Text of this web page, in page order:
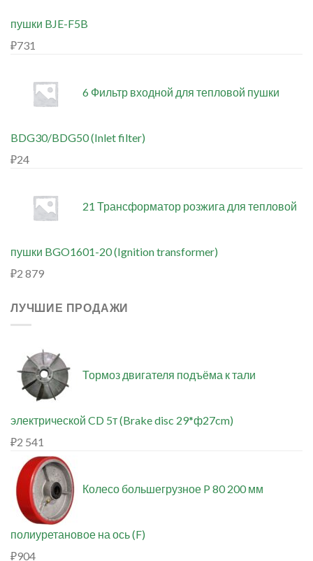
пушки BJE-F5B
₽731
6 Фильтр входной для тепловой пушки
BDG30/BDG50 (Inlet filter)
₽24
21 Трансформатор розжига для тепловой
пушки BGO1601-20 (Ignition transformer)
₽2 879
ЛУЧШИЕ ПРОДАЖИ
Тормоз двигателя подъёма к тали
электрической CD 5т (Brake disc 29*ф27cm)
₽2 541
Колесо большегрузное P 80 200 мм
полиуретановое на ось (F)
₽904